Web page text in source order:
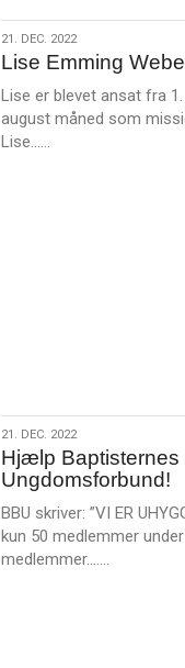
21.
dec.
2022
21. DEC. 2022
Lise Emming
Lise er blevet ansat fra
august måned som
Lise……
21.
dec.
2022
21. DEC. 2022
Hjælp Baptisternes
Ungdomsforbund!
BBU skriver: ”VI ER
kun 50 medlemmer
medlemmer.……